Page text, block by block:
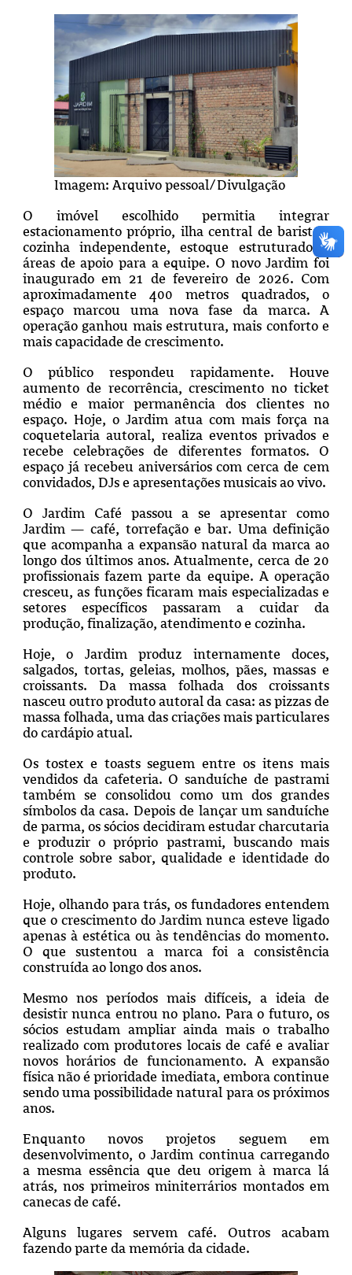
Imagem: Arquivo pessoal/Divulgação
O imóvel escolhido permitia integrar
estacionamento próprio, ilha central de baristas,
cozinha independente, estoque estruturado e
áreas de apoio para a equipe. O novo Jardim foi
inaugurado em 21 de fevereiro de 2026. Com
aproximadamente 400 metros quadrados, o
espaço marcou uma nova fase da marca. A
operação ganhou mais estrutura, mais conforto e
mais capacidade de crescimento.
O público respondeu rapidamente. Houve
aumento de recorrência, crescimento no ticket
médio e maior permanência dos clientes no
espaço. Hoje, o Jardim atua com mais força na
coquetelaria autoral, realiza eventos privados e
recebe celebrações de diferentes formatos. O
espaço já recebeu aniversários com cerca de cem
convidados, DJs e apresentações musicais ao vivo.
O Jardim Café passou a se apresentar como
Jardim — café, torrefação e bar. Uma definição
que acompanha a expansão natural da marca ao
longo dos últimos anos. Atualmente, cerca de 20
profissionais fazem parte da equipe. A operação
cresceu, as funções ficaram mais especializadas e
setores específicos passaram a cuidar da
produção, finalização, atendimento e cozinha.
Hoje, o Jardim produz internamente doces,
salgados, tortas, geleias, molhos, pães, massas e
croissants. Da massa folhada dos croissants
nasceu outro produto autoral da casa: as pizzas de
massa folhada, uma das criações mais particulares
do cardápio atual.
Os tostex e toasts seguem entre os itens mais
vendidos da cafeteria. O sanduíche de pastrami
também se consolidou como um dos grandes
símbolos da casa. Depois de lançar um sanduíche
de parma, os sócios decidiram estudar charcutaria
e produzir o próprio pastrami, buscando mais
controle sobre sabor, qualidade e identidade do
produto.
Hoje, olhando para trás, os fundadores entendem
que o crescimento do Jardim nunca esteve ligado
apenas à estética ou às tendências do momento.
O que sustentou a marca foi a consistência
construída ao longo dos anos.
Mesmo nos períodos mais difíceis, a ideia de
desistir nunca entrou no plano. Para o futuro, os
sócios estudam ampliar ainda mais o trabalho
realizado com produtores locais de café e avaliar
novos horários de funcionamento. A expansão
física não é prioridade imediata, embora continue
sendo uma possibilidade natural para os próximos
anos.
Enquanto novos projetos seguem em
desenvolvimento, o Jardim continua carregando
a mesma essência que deu origem à marca lá
atrás, nos primeiros miniterrários montados em
canecas de café.
Alguns lugares servem café. Outros acabam
fazendo parte da memória da cidade.